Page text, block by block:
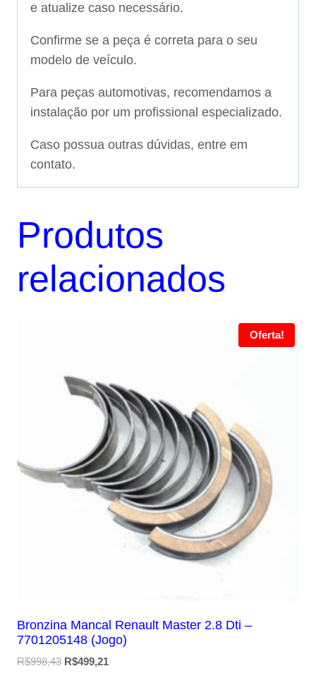
e atualize caso necessário.
Confirme se a peça é correta para o seu
modelo de veículo.
Para peças automotivas, recomendamos a
instalação por um profissional especializado.
Caso possua outras dúvidas, entre em
contato.
Produtos
relacionados
Oferta!
Bronzina Mancal Renault Master 2.8 Dti –
7701205148 (Jogo)
R$998,43 O
R$499,21